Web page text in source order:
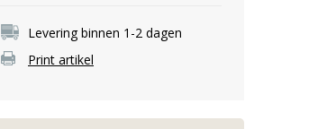
Levering binnen 1-2 dagen
Print artikel